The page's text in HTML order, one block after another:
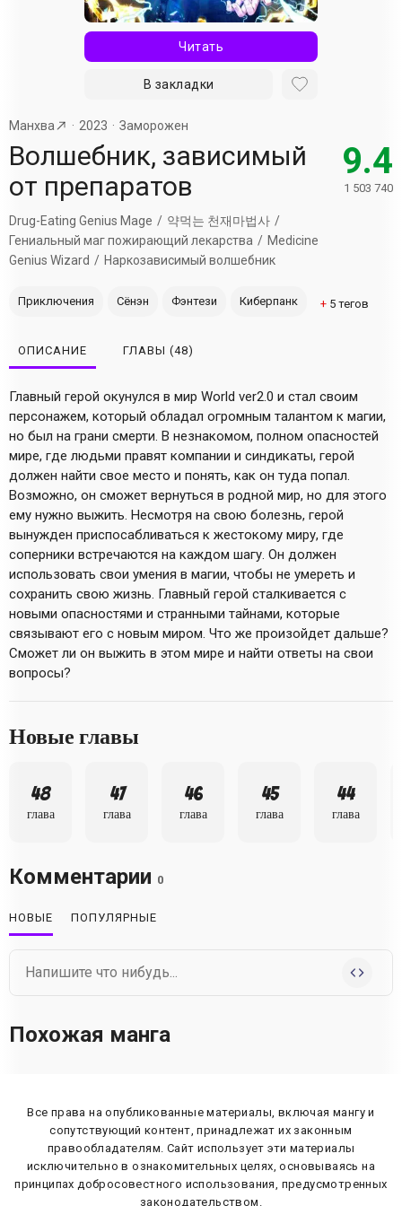
Читать
В закладки
Манхва 2023 Заморожен
Волшебник, зависимый
от препаратов
Drug-Eating Genius Mage
약먹는 천재마법사
Гениальный маг пожирающий лекарства
Medicine
Genius Wizard
Наркозависимый волшебник
9.4
1 503 740
Приключения Сёнэн Фэнтези Киберпанк + 5 тегов
ОПИСАНИЕ ГЛАВЫ (48)
Главный герой окунулся в мир World ver2.0 и стал своим
персонажем, который обладал огромным талантом к магии,
но был на грани смерти. В незнакомом, полном опасностей
мире, где людьми правят компании и синдикаты, герой
должен найти свое место и понять, как он туда попал.
Возможно, он сможет вернуться в родной мир, но для этого
ему нужно выжить. Несмотря на свою болезнь, герой
вынужден приспосабливаться к жестокому миру, где
соперники встречаются на каждом шагу. Он должен
использовать свои умения в магии, чтобы не умереть и
сохранить свою жизнь. Главный герой сталкивается с
новыми опасностями и странными тайнами, которые
связывают его с новым миром. Что же произойдет дальше?
Сможет ли он выжить в этом мире и найти ответы на свои
вопросы?
Новые главы
48
глава
47
глава
46
глава
45
глава
44
глава
Комментарии 0
НОВЫЕ ПОПУЛЯРНЫЕ
Похожая манга
Все права на опубликованные материалы, включая мангу и
сопутствующий контент, принадлежат их законным
правообладателям. Сайт использует эти материалы
исключительно в ознакомительных целях, основываясь на
принципах добросовестного использования, предусмотренных
законодательством.